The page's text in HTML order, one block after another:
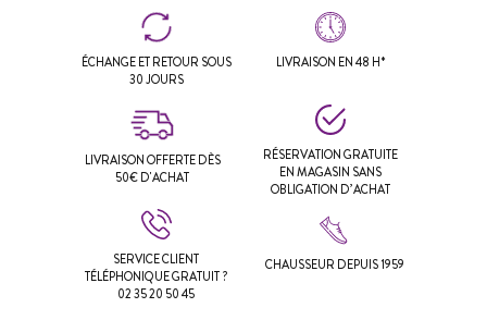
ÉCHANGE ET RETOUR SOUS
30 JOURS
LIVRAISON EN 48 H*
LIVRAISON OFFERTE DÈS
50€ D'ACHAT
RÉSERVATION GRATUITE
EN MAGASIN SANS
OBLIGATION D’ACHAT
SERVICE CLIENT
TÉLÉPHONIQUE GRATUIT ?
02 35 20 50 45
CHAUSSEUR DEPUIS 1959